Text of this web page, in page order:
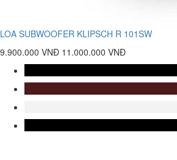
LOA SUBWOOFER KLIPSCH R 101SW
9.900.000 VNĐ 11.000.000 VNĐ